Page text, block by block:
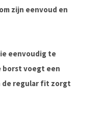
zijn eenvoud en
eenvoudig te
borst voegt een
de regular fit zorgt